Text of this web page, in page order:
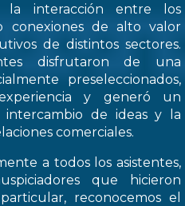
la interacción entre los
conexiones de alto valor
de distintos sectores.
disfrutaron de una
preseleccionados,
y generó un
de ideas y la
comerciales.
a todos los asistentes,
que hicieron
reconocemos el